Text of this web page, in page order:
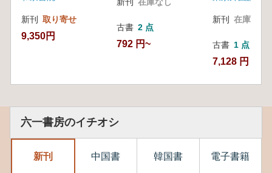
新刊 取り寄せ
9,350円
古書 2 点
792 円~
新刊 在庫なし
古書 1 点
7,128 円
六一書房のイチオシ
新刊 中国書 韓国書 電子書籍